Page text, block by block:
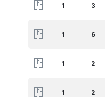
1 3
1 6
1 2
1 2